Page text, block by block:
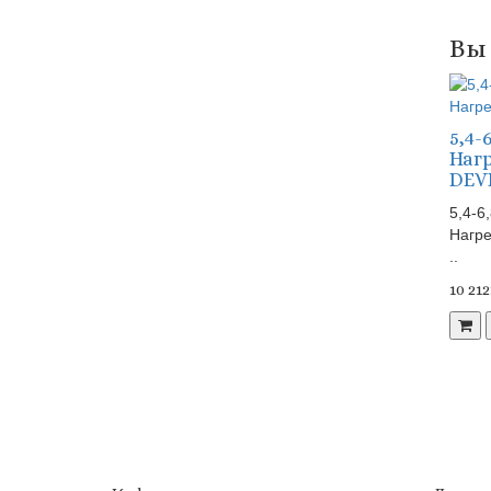
Вы
5,4-
5,4-
..
10